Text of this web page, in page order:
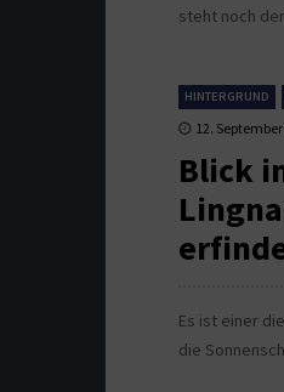
steht noch
HINTERGRUND
12.
Blick
Es ist einer
die